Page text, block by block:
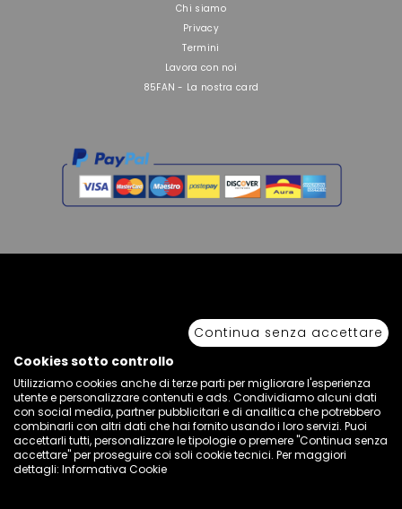
Chi siamo
Privacy
Termini
Lavora con noi
85FAN - La nostra card
anche parziale.
Via Piave Km 68,600 • 04100 Latina, Italia | P.IVA 01222400598 • N° REA LT -
77855
Continua senza accettare
Cookies sotto controllo
Utilizziamo cookies anche di terze parti per migliorare l'esperienza
utente e personalizzare contenuti e ads. Condividiamo alcuni dati
con social media, partner pubblicitari e di analitica che potrebbero
combinarli con altri dati che hai fornito usando i loro servizi. Puoi
accettarli tutti, personalizzare le tipologie o premere "Continua senza
accettare" per proseguire coi soli cookie tecnici. Per maggiori
dettagli: Informativa Cookie